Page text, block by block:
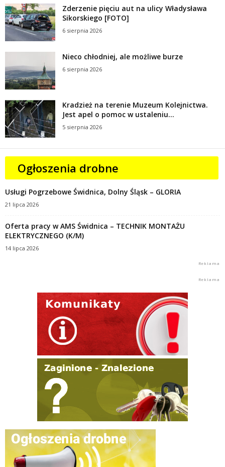
Zderzenie pięciu aut na ulicy Władysława
Sikorskiego [FOTO]
6 sierpnia 2026
Nieco chłodniej, ale możliwe burze
6 sierpnia 2026
Kradzież na terenie Muzeum Kolejnictwa.
Jest apel o pomoc w ustaleniu...
5 sierpnia 2026
Ogłoszenia drobne
Usługi Pogrzebowe Świdnica, Dolny Śląsk – GLORIA
21 lipca 2026
Oferta pracy w AMS Świdnica – TECHNIK MONTAŻU
ELEKTRYCZNEGO (K/M)
14 lipca 2026